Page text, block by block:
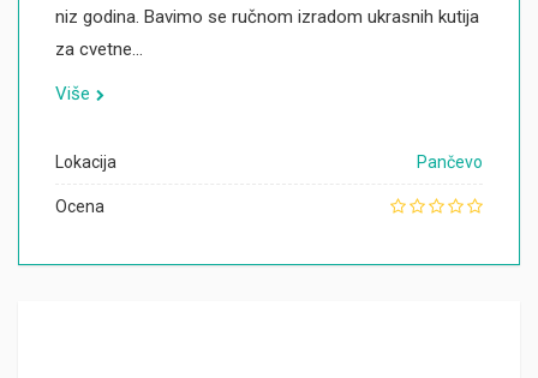
niz godina. Bavimo se ručnom izradom ukrasnih kutija
za cvetne…
Više
Lokacija Pančevo
Ocena